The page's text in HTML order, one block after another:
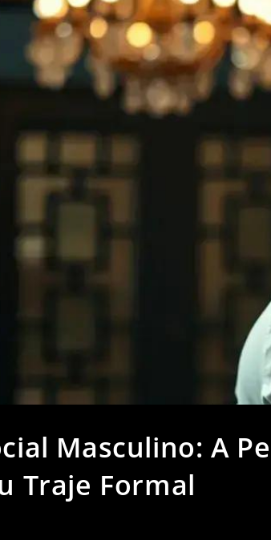
Masculino: A
Traje Formal